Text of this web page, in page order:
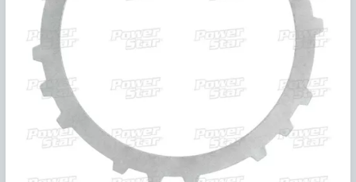
334530A
PLATO ACERO AW80-40LE, AW81-40LE, U441E DIRECTA